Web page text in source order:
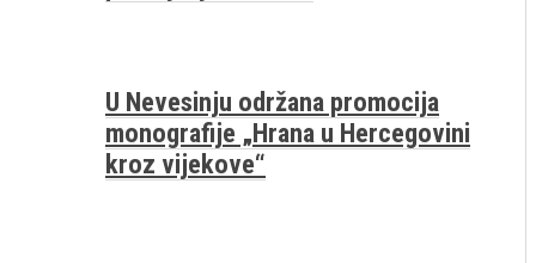
U Nevesinju održana promocija
monografije „Hrana u Hercegovini
kroz vijekove“